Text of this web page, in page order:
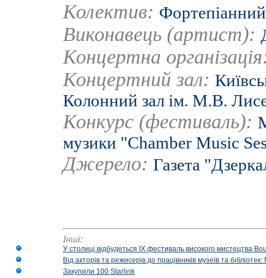
Колектив:
Виконавець (артист):
Концертна
Концертний зал:
Колонний зал ім. М.В.
Конкурс (фестиваль):
музики "Chamber Music
Джерело: Газета
Інші:
У столиці відбудеться IX фестиваль високого мистецтва
Від акторів та режисерів до працівників музеїв та
Закупили 100 Starlink